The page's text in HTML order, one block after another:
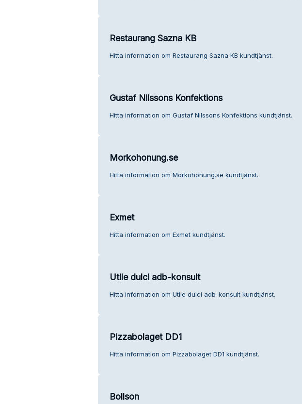
Restaurang Sazna KB
Hitta information om Restaurang Sazna KB kundtjänst.
Gustaf Nilssons Konfektions
Hitta information om Gustaf Nilssons Konfektions kundtjänst.
Morkohonung.se
Hitta information om Morkohonung.se kundtjänst.
Exmet
Hitta information om Exmet kundtjänst.
Utile dulci adb-konsult
Hitta information om Utile dulci adb-konsult kundtjänst.
Pizzabolaget DD1
Hitta information om Pizzabolaget DD1 kundtjänst.
Bollson